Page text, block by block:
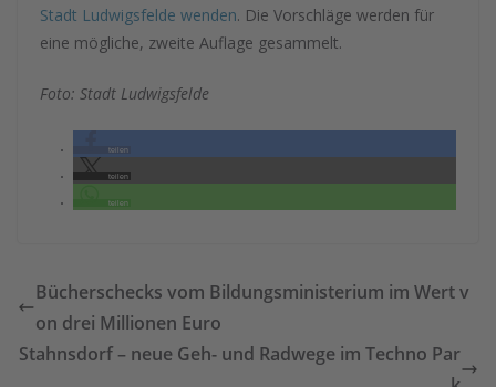
Stadt Ludwigsfelde wenden. Die Vorschläge werden für
eine mögliche, zweite Auflage gesammelt.
Foto: Stadt Ludwigsfelde
teilen
teilen
teilen
Bücherschecks vom Bildungsministerium im Wert v
on drei Millionen Euro
Stahnsdorf – neue Geh- und Radwege im Techno Par